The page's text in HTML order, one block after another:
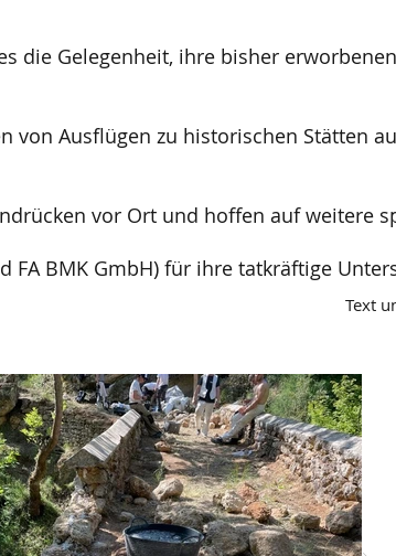
die Gelegenheit, ihre bisher
von Ausflügen zu historischen Stätten
vor Ort und hoffen auf weitere
BMK GmbH) für ihre tatkräftige
Text